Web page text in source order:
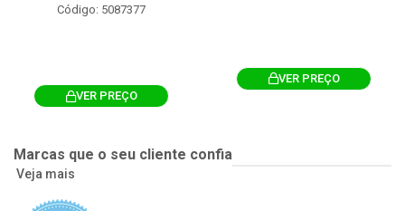
Código: 5087377
VER PREÇO
VER PREÇO
Marcas que o seu cliente confia
Veja mais